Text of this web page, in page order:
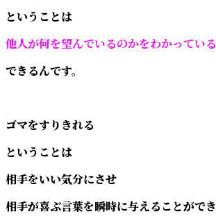
ということは
他人が何を望んでいるのかをわかっている
できるんです。
ゴマをすりきれる
ということは
相手をいい気分にさせ
相手が喜ぶ言葉を瞬時に与えることができ